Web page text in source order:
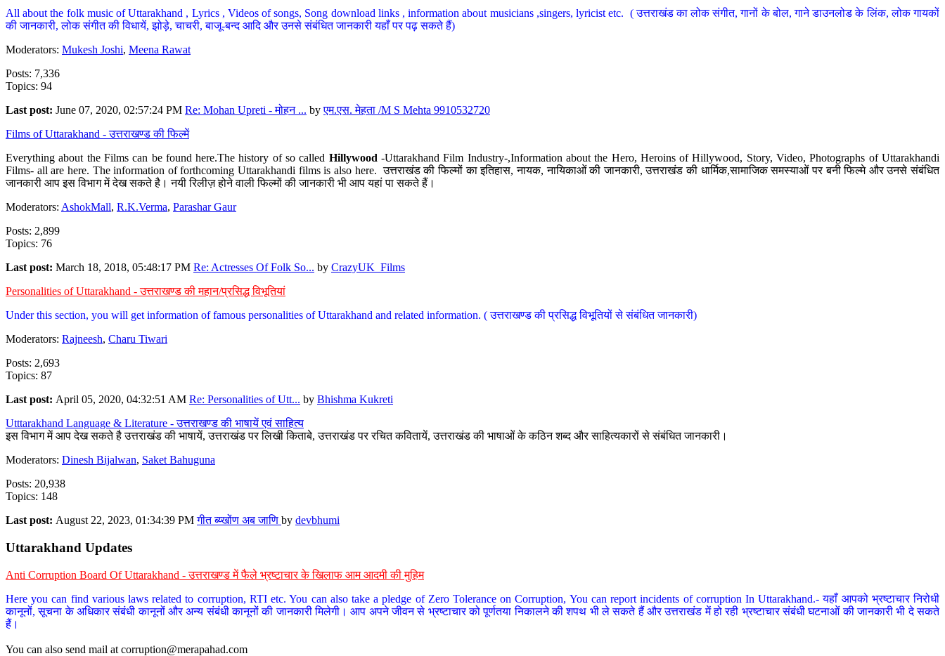
All about the folk music of Uttarakhand , Lyrics , Videos of songs, Song download links , information about musicians ,singers, lyricist etc. ( उत्तराखंड का लोक संगीत, गानों के बोल, गाने डाउनलोड के लिंक, लोक गायकों
की जानकारी, लोक संगीत की विधायें, झोड़े, चाचरी, बाजू-बन्द आदि और उनसे संबंधित जानकारी यहाँ पर पढ़ सकते हैं)
Moderators: Mukesh Joshi, Meena Rawat
Posts: 7,336
Topics: 94
Last post: June 07, 2020, 02:57:24 PM Re: Mohan Upreti - मोहन ... byएम.एस. मेहता /M S Mehta 9910532720
Films of Uttarakhand - उत्तराखण्ड की फिल्में
Everything about the Films can be found here.The history of so called Hillywood-Uttarakhand Film Industry-,Information about the Hero, Heroins of Hillywood, Story, Video, Photographs of Uttarakhandi
Films- all are here. The information of forthcoming Uttarakhandi films is also here. उत्तराखंड की फिल्मों का इतिहास, नायक, नायिकाओं की जानकारी, उत्तराखंड की धार्मिक,सामाजिक समस्याओं पर बनी फिल्मे और उनसे संबंधित
जानकारी आप इस विभाग में देख सकते है। नयी रिलीज़ होने वाली फिल्मों की जानकारी भी आप यहां पा सकते हैं।
Moderators: AshokMall, R.K.Verma, Parashar Gaur
Posts: 2,899
Topics: 76
Last post: March 18, 2018, 05:48:17 PM Re: Actresses Of Folk So... by CrazyUK_Films
Personalities of Uttarakhand - उत्तराखण्ड की महान/प्रसिद्ध विभूतियां
Under this section, you will get information of famous personalities of Uttarakhand and related information. ( उत्तराखण्ड की प्रसिद्ध विभूतियों से संबंधित जानकारी)
Moderators: Rajneesh, Charu Tiwari
Posts: 2,693
Topics: 87
Last post: April 05, 2020, 04:32:51 AM Re: Personalities of Utt... by Bhishma Kukreti
Utttarakhand Language & Literature - उत्तराखण्ड की भाषायें एवं साहित्य
इस विभाग में आप देख सकते है उत्तराखंड की भाषायें, उत्तराखंड पर लिखी किताबे, उत्तराखंड पर रचित कवितायें, उत्तराखंड की भाषाओं के कठिन शब्द और साहित्यकारों से संबंधित जानकारी।
Moderators: Dinesh Bijalwan, Saket Bahuguna
Posts: 20,938
Topics: 148
Last post: August 22, 2023, 01:34:39 PMगीत ब्य्खोंण अब जाणि by devbhumi
Uttarakhand Updates
Anti Corruption Board Of Uttarakhand - उत्तराखण्ड में फैले भ्रष्टाचार के खिलाफ आम आदमी की मुहिम
Here you can find various laws related to corruption, RTI etc. You can also take a pledge of Zero Tolerance on Corruption, You can report incidents of corruption In Uttarakhand.- यहाँ आपको भ्रष्टाचार निरोधी
कानूनों, सूचना के अधिकार संबंधी कानूनों और अन्य संबंधी कानूनों की जानकारी मिलेगी। आप अपने जीवन से भ्रष्टाचार को पूर्णतया निकालने की शपथ भी ले सकते हैं और उत्तराखंड में हो रही भ्रष्टाचार संबंधी घटनाओं की जानकारी भी दे सकते
हैं।
You can also send mail at corruption@merapahad.com